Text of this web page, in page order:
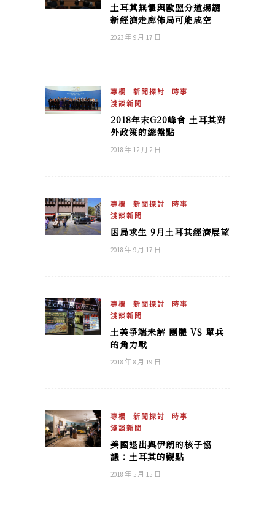
土耳其無懼與歐盟分道揚鑣
新經濟走廊佈局可能成空
2023 年 9 月 17 日
專欄 新聞探討
時事
淺談新聞
2018年末G20峰會 土耳其對
外政策的總盤點
2018 年 12 月 2 日
專欄 新聞探討
時事
淺談新聞
困局求生 9月土耳其經濟展望
2018 年 9 月 17 日
專欄 新聞探討
時事
淺談新聞
土美爭端未解 團體 VS 單兵
的角力戰
2018 年 8 月 19 日
專欄 新聞探討
時事
淺談新聞
美國退出與伊朗的核子協
議：土耳其的觀點
2018 年 5 月 15 日